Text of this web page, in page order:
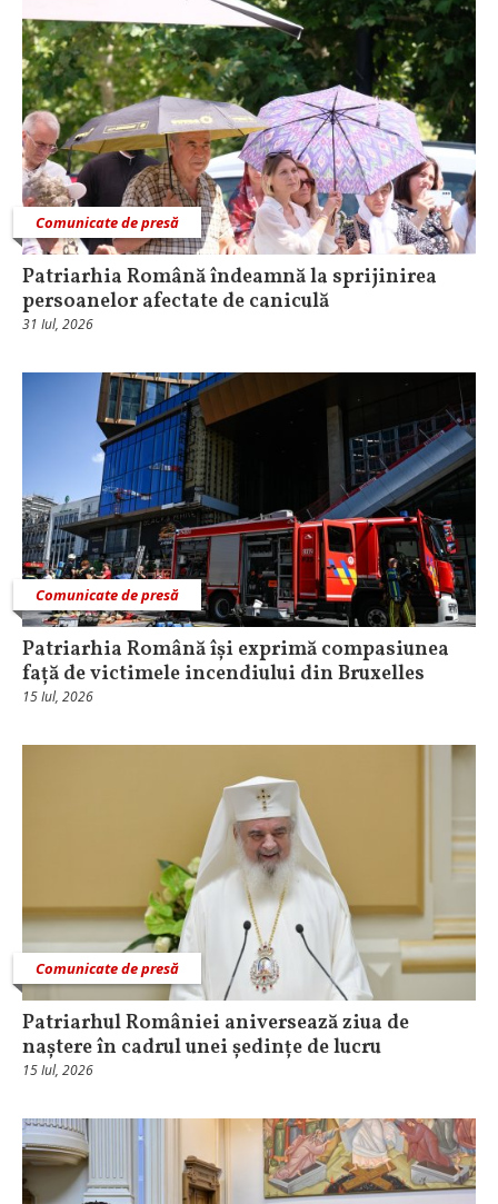
Comunicate de presă
Patriarhia Română îndeamnă la sprijinirea
persoanelor afectate de caniculă
31 Iul, 2026
Comunicate de presă
Patriarhia Română își exprimă compasiunea
față de victimele incendiului din Bruxelles
15 Iul, 2026
Comunicate de presă
Patriarhul României aniversează ziua de
naștere în cadrul unei ședințe de lucru
15 Iul, 2026